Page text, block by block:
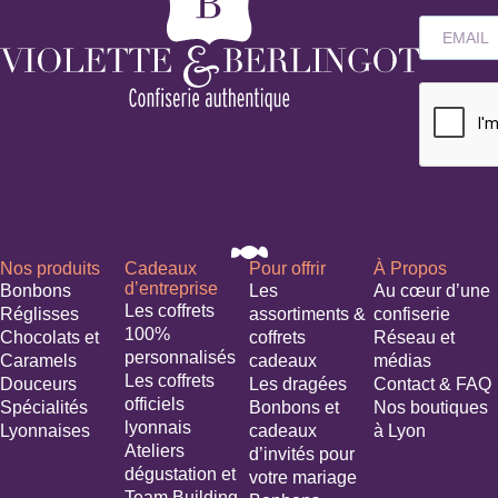
Nos produits
Bonbons
Réglisses
Chocolats et
Caramels
Douceurs
Spécialités
Lyonnaises
Cadeaux
d’entreprise
Les coffrets
100%
personnalisés
Les coffrets
officiels
lyonnais
Ateliers
dégustation et
Pour offrir
Les
assortiments &
coffrets
cadeaux
Les dragées
Bonbons et
cadeaux
d’invités pour
votre mariage​
À Propos
Au cœur d’une
confiserie
Réseau et
médias
Contact & FAQ
Nos boutiques
à Lyon